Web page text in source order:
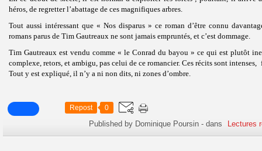
héros, de regretter l’abattage de ces magnifiques arbres.
Tout aussi intéressant que « Nos disparus » ce roman d’être connu
romans parus de Tim Gautreaux ne sont jamais empruntés, et c’est dommage.
Tim Gautreaux est vendu comme « le Conrad du bayou » ce qui est plutôt
complexe, retors, et ambigu, pas celui de ce romancier. Ces récits sont
Tout y est expliqué, il n’y a ni non dits, ni zones d’ombre.
Repost 0
Published by Dominique Poursin -dans Lectures